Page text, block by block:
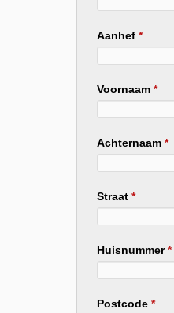
Aanhef *
Voornaam *
Achternaam *
Straat *
Huisnummer*
Postcode *